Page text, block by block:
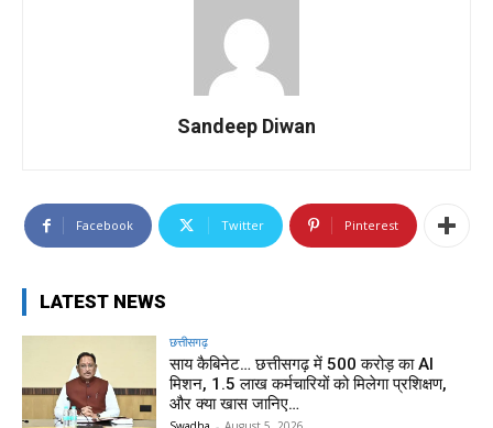
Sandeep Diwan
Facebook Twitter Pinterest
LATEST NEWS
छत्तीसगढ़
साय कैबिनेट… छत्तीसगढ़ में 500 करोड़ का AI
मिशन, 1.5 लाख कर्मचारियों को मिलेगा प्रशिक्षण,
और क्या खास जानिए…